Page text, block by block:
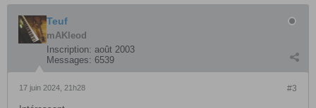
Teuf
mAKleod
Inscription: août 2003
Messages: 6539
#3
17 juin 2024, 21h28